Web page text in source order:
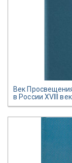
Век
в России XVIII